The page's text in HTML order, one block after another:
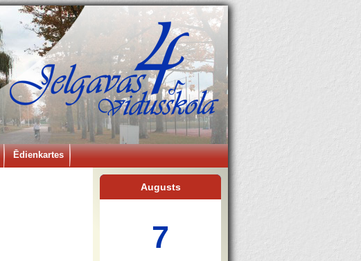
Ēdienkartes
Augusts
7